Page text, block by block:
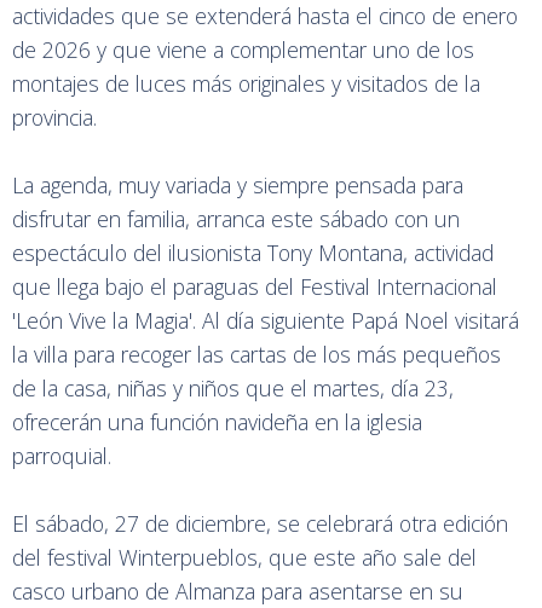
actividades que se extenderá hasta el cinco de enero
de 2026 y que viene a complementar uno de los
montajes de luces más originales y visitados de la
provincia.
La agenda, muy variada y siempre pensada para
disfrutar en familia, arranca este sábado con un
espectáculo del ilusionista Tony Montana, actividad
que llega bajo el paraguas del Festival Internacional
'León Vive la Magia'. Al día siguiente Papá Noel visitará
la villa para recoger las cartas de los más pequeños
de la casa, niñas y niños que el martes, día 23,
ofrecerán una función navideña en la iglesia
parroquial.
El sábado, 27 de diciembre, se celebrará otra edición
del festival Winterpueblos, que este año sale del
casco urbano de Almanza para asentarse en su